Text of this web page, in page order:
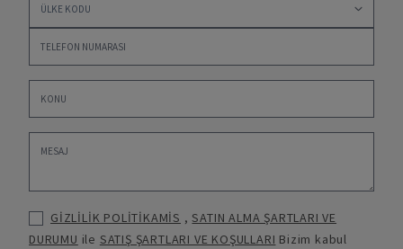
GİZLİLİK POLİTİKAMİS ,SATIN ALMA ŞARTLARI VE
DURUMU ile SATIŞ ŞARTLARI VE KOŞULLARI Bizim kabul